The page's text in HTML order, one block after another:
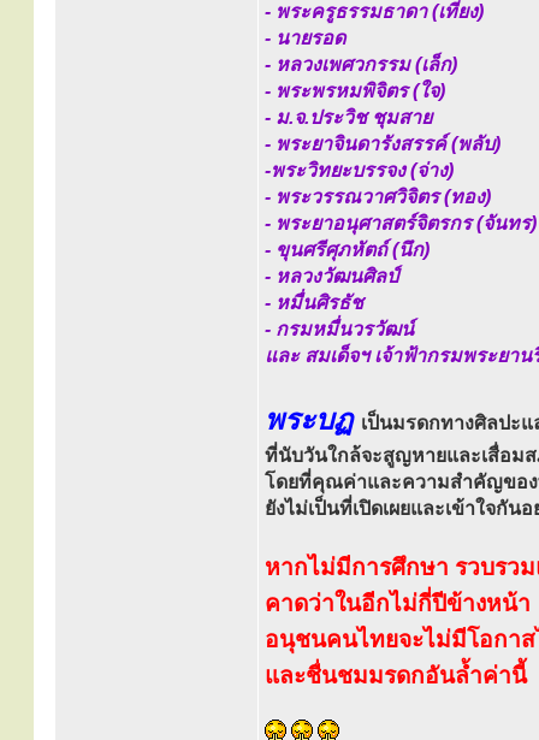
- พระครูธรรมธาดา (เที่ยง)
- นายรอด
- หลวงเพศวกรรม (เล็ก)
- พระพรหมพิจิตร (ใจ)
- ม.จ.ประวิช ชุมสาย
- พระยาจินดารังสรรค์ (พลับ)
-พระวิทยะบรรจง (จ่าง)
- พระวรรณวาศวิจิตร (ทอง)
- พระยาอนุศาสตร์จิตรกร (จันทร)
- ขุนศรีศุภหัตถ์ (นึก)
- หลวงวัฒนศิลป์
- หมื่นศิรธัช
- กรมหมื่นวรวัฒน์
และ สมเด็จฯ เจ้าฟ้ากรมพระยา
พระบฏ เป็นมรดกทางศิลปะ
ที่นับวันใกล้จะสูญหายและเสื่อม
โดยที่คุณค่าและความสำคัญขอ
ยังไม่เป็นที่เปิดเผยและเข้าใจกัน
หากไม่มีการศึกษา รวบรวม
คาดว่าในอีกไม่กี่ปีข้างหน้า
อนุชนคนไทยจะไม่มีโอกาส
และชื่นชมมรดกอันล้ำค่านี้